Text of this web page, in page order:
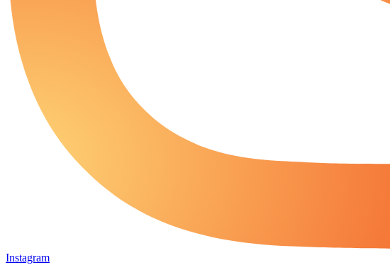
Instagram